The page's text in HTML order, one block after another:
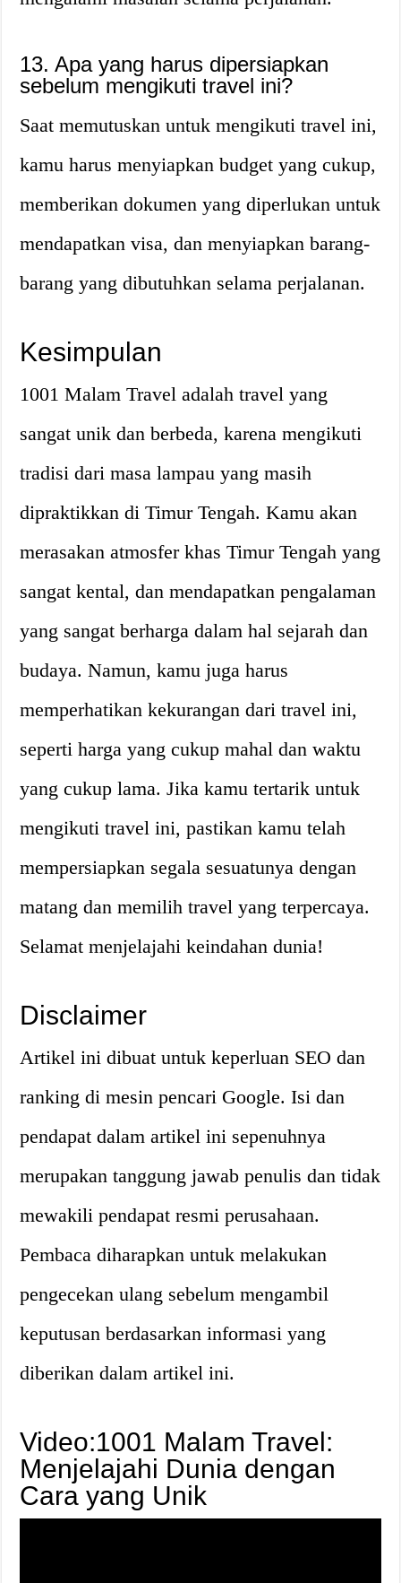
13. Apa yang harus dipersiapkan
sebelum mengikuti travel ini?
Saat memutuskan untuk mengikuti travel ini,
kamu harus menyiapkan budget yang cukup,
memberikan dokumen yang diperlukan untuk
mendapatkan visa, dan menyiapkan barang-
barang yang dibutuhkan selama perjalanan.
Kesimpulan
1001 Malam Travel adalah travel yang
sangat unik dan berbeda, karena mengikuti
tradisi dari masa lampau yang masih
dipraktikkan di Timur Tengah. Kamu akan
merasakan atmosfer khas Timur Tengah yang
sangat kental, dan mendapatkan pengalaman
yang sangat berharga dalam hal sejarah dan
budaya. Namun, kamu juga harus
memperhatikan kekurangan dari travel ini,
seperti harga yang cukup mahal dan waktu
yang cukup lama. Jika kamu tertarik untuk
mengikuti travel ini, pastikan kamu telah
mempersiapkan segala sesuatunya dengan
matang dan memilih travel yang terpercaya.
Selamat menjelajahi keindahan dunia!
Disclaimer
Artikel ini dibuat untuk keperluan SEO dan
ranking di mesin pencari Google. Isi dan
pendapat dalam artikel ini sepenuhnya
merupakan tanggung jawab penulis dan tidak
mewakili pendapat resmi perusahaan.
Pembaca diharapkan untuk melakukan
pengecekan ulang sebelum mengambil
keputusan berdasarkan informasi yang
diberikan dalam artikel ini.
Video:1001 Malam Travel:
Menjelajahi Dunia dengan
Cara yang Unik